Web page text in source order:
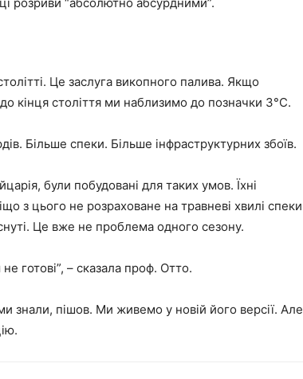
Це заслуга викопного палива. Якщо
кінця століття ми наблизимо до позначки 3°C.
Більше спеки. Більше інфраструктурних збоїв.
були побудовані для таких умов. Їхні
з цього не розраховане на травневі хвилі спеки
Це вже не проблема одного сезону.
готові”, – сказала проф. Отто.
знали, пішов. Ми живемо у новій його версії. Але